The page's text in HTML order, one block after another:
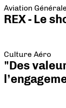
Aviation Générale
REX - Le
Culture Aéro
"Des